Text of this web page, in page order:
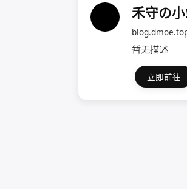
禾守の
暂无描述
立即前往